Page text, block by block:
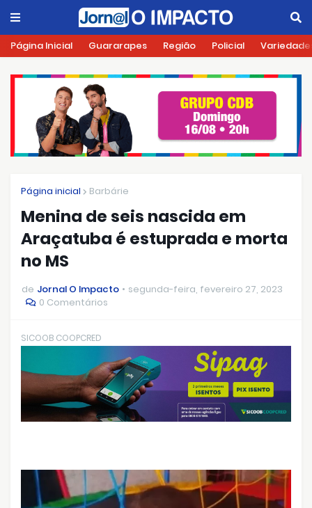
Página Inicial Guararapes Região Policial
Página inicial Barbárie
Menina de seis nascida em
Araçatuba é estuprada e morta
no MS
de Jornal O Impacto
segunda-feira, fevereiro 27, 2023
0 Comentários
SICOOB COOPCRED